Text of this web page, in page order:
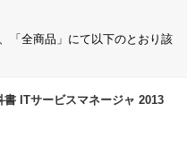
「全商品」にて以下のとおり該
書 ITサービスマネージャ 2013